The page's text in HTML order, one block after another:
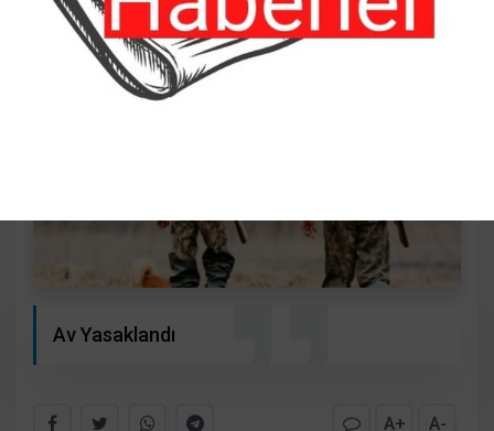
Tarih:20 Şubat, 2023, Pazartesi 23:29 Muğla
Av Yasaklandı
A+ A-